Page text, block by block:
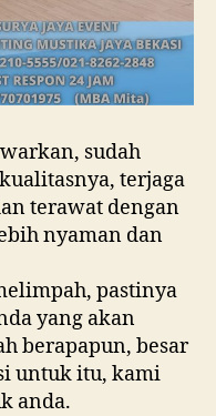
sudah
terjaga
terawat dengan
nyaman dan
pastinya
yang akan
berapapun, besar
untuk itu, kami
anda.